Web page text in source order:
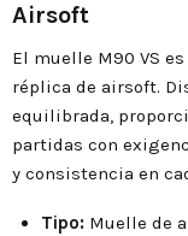
Airsoft
El muelle M90 VS
réplica de airsoft.
equilibrada,
partidas con
y consistencia en
Tipo: Muelle de